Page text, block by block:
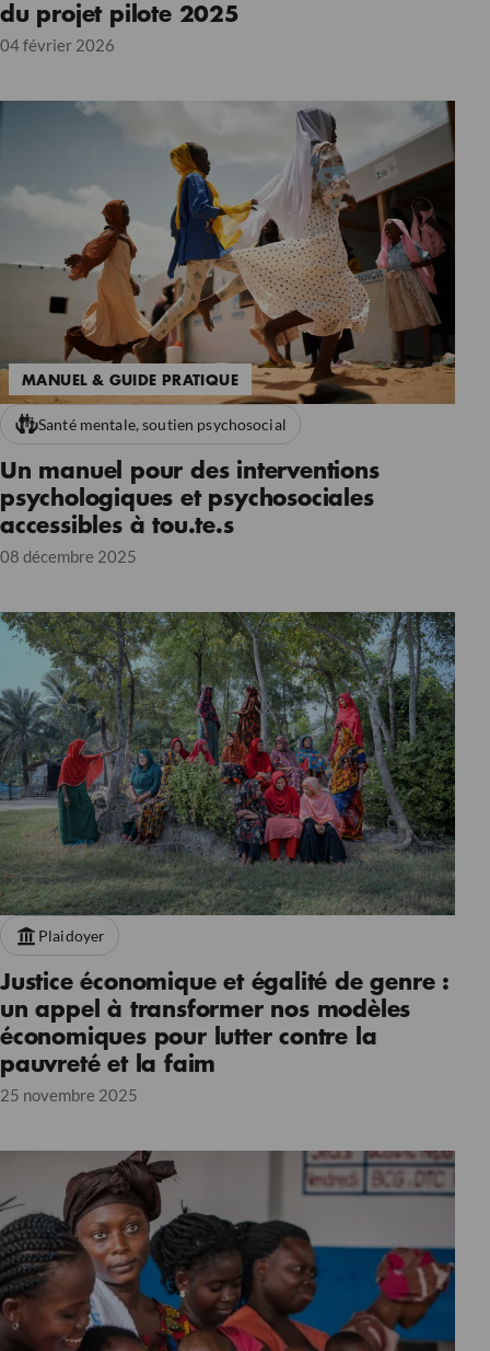
du projet pilote 2025
04 février 2026
MANUEL & GUIDE PRATIQUE
Santé mentale, soutien psychosocial
Un manuel pour des interventions
psychologiques et psychosociales
accessibles à tou.te.s
08 décembre 2025
Plaidoyer
Justice économique et égalité de genre :
un appel à transformer nos modèles
économiques pour lutter contre la
pauvreté et la faim
25 novembre 2025